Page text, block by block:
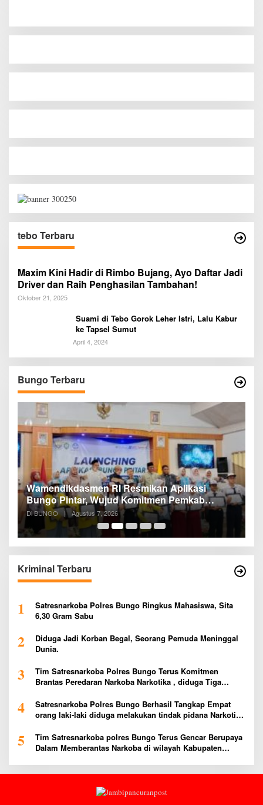
tebo Terbaru
Maxim Kini Hadir di Rimbo Bujang, Ayo Daftar Jadi
Driver dan Raih Penghasilan Tambahan!
Oktober 21, 2025
Suami di Tebo Gorok Leher Istri, Lalu Kabur
ke Tapsel Sumut
April 4, 2024
Bungo Terbaru
Wamendikdasmen RI Resmikan Aplikasi
Bungo Pintar, Wujud Komitmen Pemkab
Bungo Tingkatkan Mutu Pendidikan
Di BUNGO | Agustus 7, 2026
Kriminal Terbaru
1
Satresnarkoba Polres Bungo Ringkus Mahasiswa, Sita
6,30 Gram Sabu
2
Diduga Jadi Korban Begal, Seorang Pemuda Meninggal
Dunia.
3
Tim Satresnarkoba Polres Bungo Terus Komitmen
Brantas Peredaran Narkoba Narkotika , diduga Tiga
4
Satresnarkoba Polres Bungo Berhasil Tangkap Empat
orang laki-laki diduga melakukan tindak pidana Narkotika
5
Tim Satresnarkoba polres Bungo Terus Gencar Berupaya
Dalam Memberantas Narkoba di wilayah Kabupaten